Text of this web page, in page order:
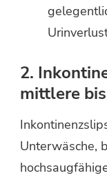
2.
mittlere
Unterwäsche,